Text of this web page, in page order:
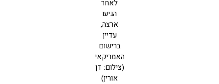
לאחר
הגיעו
ארצה,
עדיין
ברישום
האמריקאי
(צילום: דן
אורין)